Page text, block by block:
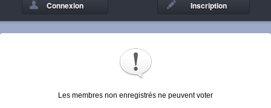
Connexion Inscription
Les membres non enregistrés ne peuvent voter